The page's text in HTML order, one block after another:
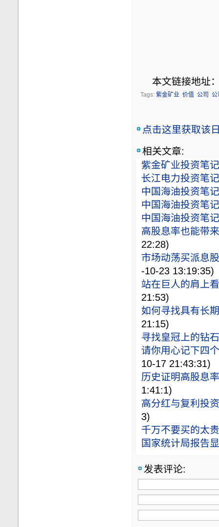
本文链接地址
Tags: 紫金矿业 价值 公司 公
点击这里获取该
相关文章:
紫金矿业投资笔
长江电力投资笔
中国海油投资笔
中国海油投资笔
中国海油投资笔
高股息率也能带
22:28)
市场动荡买派息
-10-23 13:19:35)
站在巨人的肩上
21:53)
如何寻找具有长
21:15)
寻找皇冠上的钻
请你用心记下四
10-17 21:43:31)
历史证明高股息
1:41:1)
高分红与复利投
3)
千万不要买的太
国家统计局报告
发表评论: